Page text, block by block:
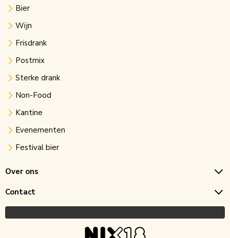
Bier
Wijn
Frisdrank
Postmix
Sterke drank
Non-Food
Kantine
Evenementen
Festival bier
Over ons
Contact